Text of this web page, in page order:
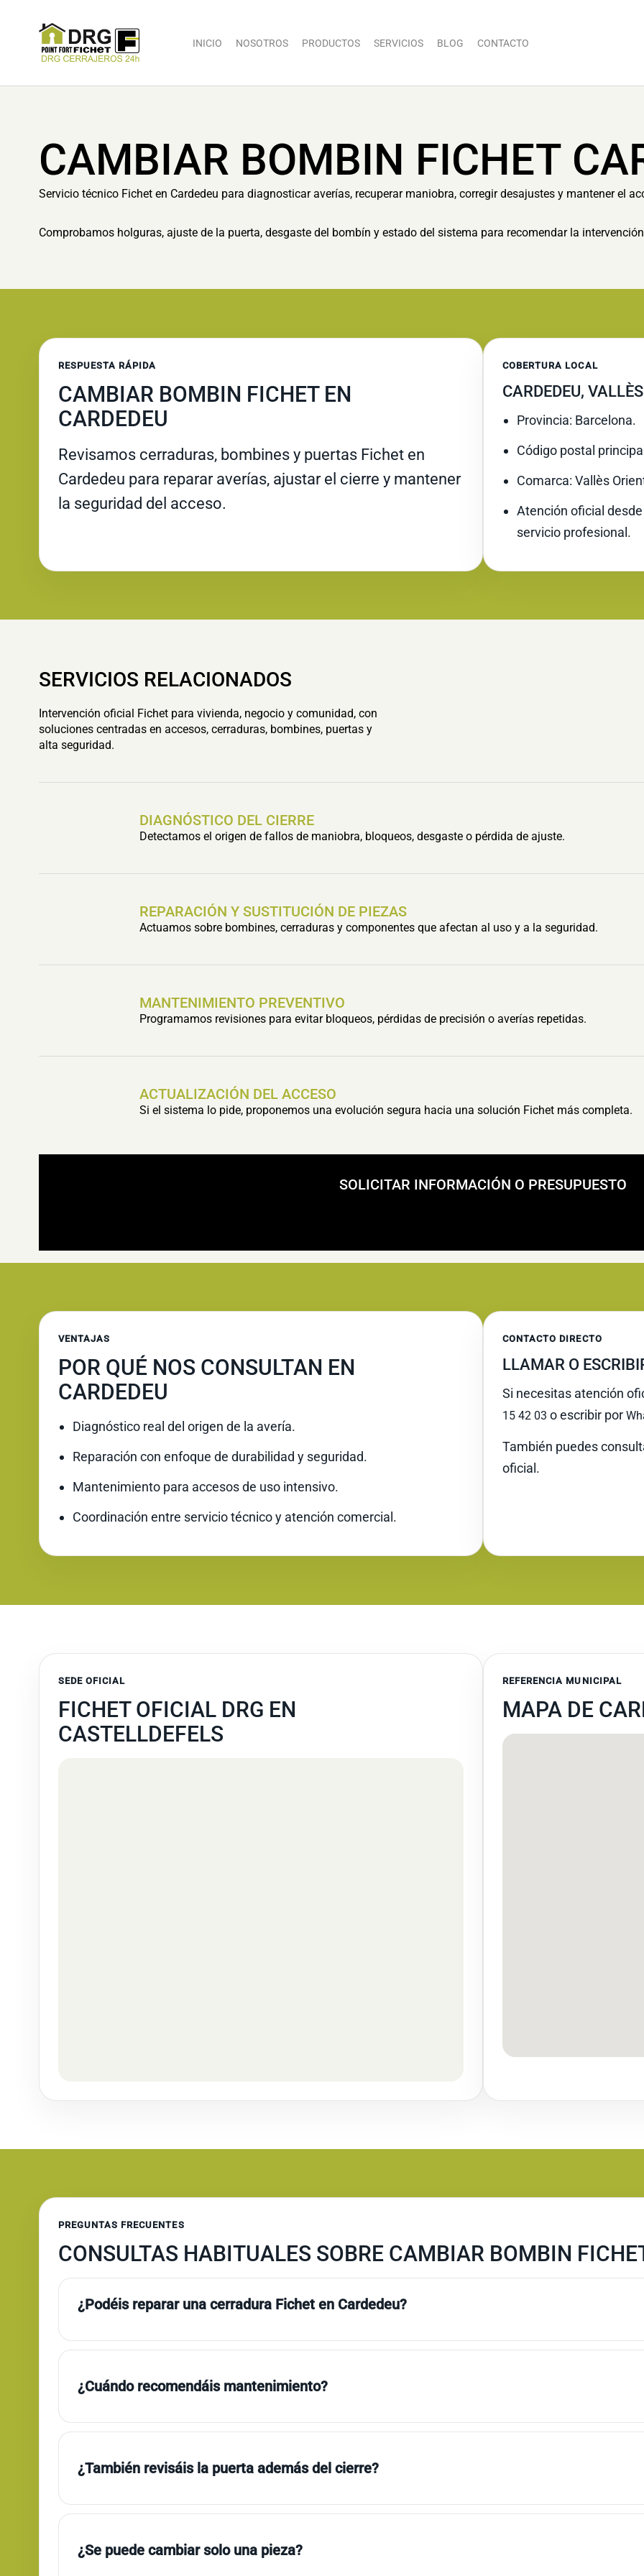
INICIO NOSOTROS PRODUCTOS SERVICIOS BLOG CONTACTO
CAMBIAR BOMBIN FICHET
Servicio técnico Fichet en Cardedeu para diagnosticar averías, recuperar maniobra, corregir desajustes y mantener el
Comprobamos holguras, ajuste de la puerta, desgaste del bombín y estado del sistema para recomendar la
RESPUESTA RÁPIDA
CAMBIAR BOMBIN FICHET EN
CARDEDEU
Revisamos cerraduras, bombines y puertas Fichet en
Cardedeu para reparar averías, ajustar el cierre y mantener
la seguridad del acceso.
COBERTURA LOCAL
CARDEDEU,
Provincia: Barcelona.
Código postal
Comarca: Vallès
Atención oficial
servicio profesional.
SERVICIOS RELACIONADOS
Intervención oficial Fichet para vivienda, negocio y comunidad, con
soluciones centradas en accesos, cerraduras, bombines, puertas y
alta seguridad.
DIAGNÓSTICO DEL CIERRE
Detectamos el origen de fallos de maniobra, bloqueos, desgaste o pérdida de ajuste.
REPARACIÓN Y SUSTITUCIÓN DE PIEZAS
Actuamos sobre bombines, cerraduras y componentes que afectan al uso y a la seguridad.
MANTENIMIENTO PREVENTIVO
Programamos revisiones para evitar bloqueos, pérdidas de precisión o averías repetidas.
ACTUALIZACIÓN DEL ACCESO
Si el sistema lo pide, proponemos una evolución segura hacia una solución Fichet más completa.
SOLICITAR INFORMACIÓN O PRESUPUESTO
VENTAJAS
POR QUÉ NOS CONSULTAN EN
CARDEDEU
Diagnóstico real del origen de la avería.
Reparación con enfoque de durabilidad y seguridad.
Mantenimiento para accesos de uso intensivo.
Coordinación entre servicio técnico y atención comercial.
CONTACTO DIRECTO
LLAMAR O
Si necesitas atención
15 42 03 o escribir por
También puedes
oficial.
SEDE OFICIAL
FICHET OFICIAL DRG EN
CASTELLDEFELS
REFERENCIA MUNICIPAL
MAPA DE
PREGUNTAS FRECUENTES
CONSULTAS HABITUALES SOBRE CAMBIAR BOMBIN
¿Podéis reparar una cerradura Fichet en Cardedeu?
¿Cuándo recomendáis mantenimiento?
¿También revisáis la puerta además del cierre?
¿Se puede cambiar solo una pieza?